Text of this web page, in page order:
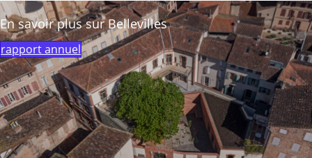
En savoir plus sur Bellevilles
rapport annuel